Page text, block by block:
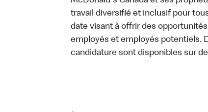
travail diversifié et inclusif pour
date visant à offrir des
employés et employés potentiels.
candidature sont disponibles sur